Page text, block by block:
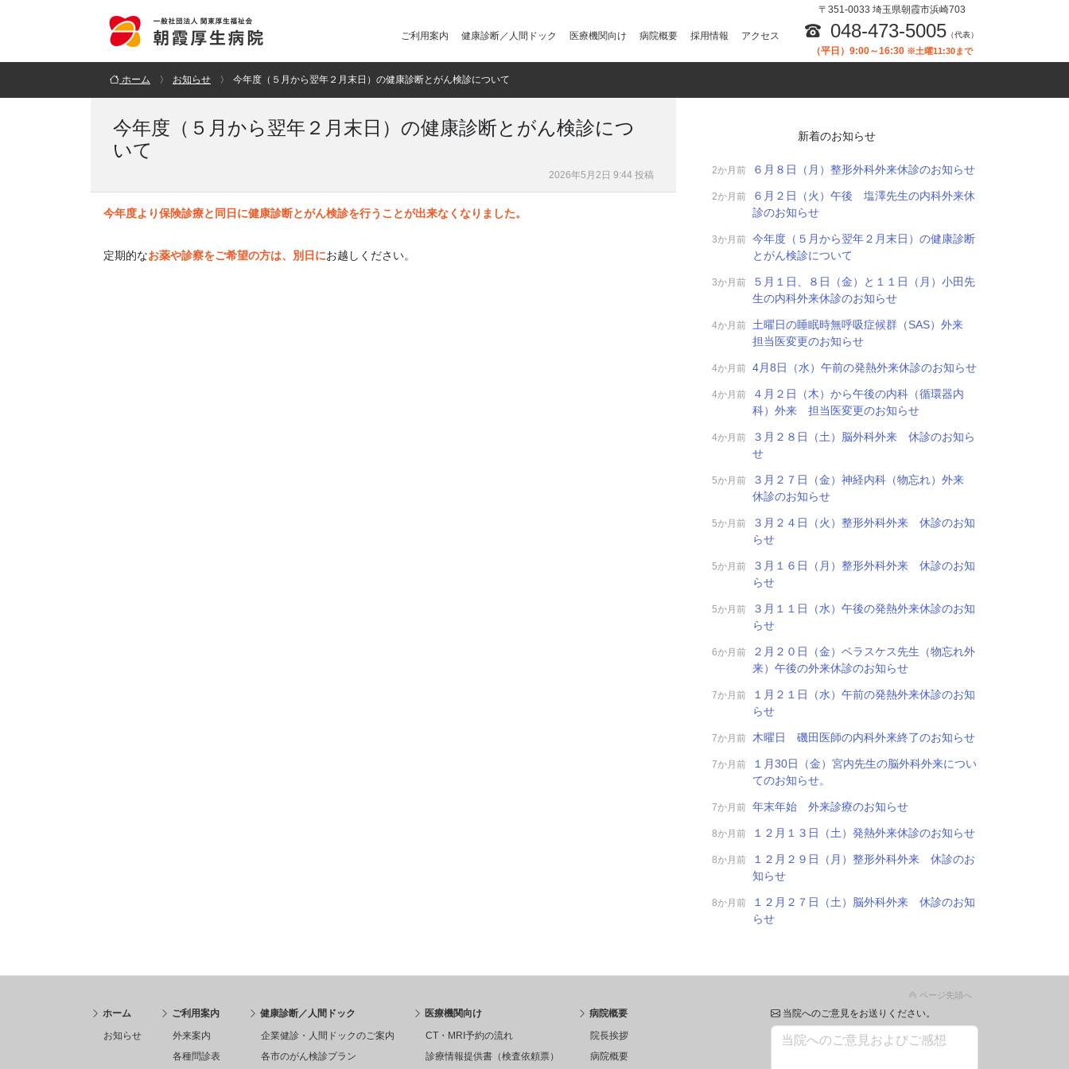
ご利用案内 健康診断／人間ドック 医療機関向け 病院概要 採用情報 アクセス
〒351-0033 埼玉県朝霞市浜崎703
048-473-5005 （代表）
（平日）9:00～16:30 ※土曜11:30まで
ホーム お知らせ 今年度（５月から翌年２月末日）の健康診断とがん検診について
今年度（５月から翌年２月末日）の健康診断とがん検診につ
いて
2026年5月2日 9:44 投稿
今年度より保険診療と同日に健康診断とがん検診を行うことが出来なくなりました。
定期的なお薬や診察をご希望の方は、別日にお越しください。
新着のお知らせ
2か月前 ６月８日（月）整形外科外来休診のお知らせ
2か月前
６月２日（火）午後 塩澤先生の内科外来休
診のお知らせ
3か月前 今年度（５月から翌年２月末日）の健康診断
とがん検診について
3か月前
５月１日、８日（金）と１１日（月）小田先
生の内科外来休診のお知らせ
4か月前
土曜日の睡眠時無呼吸症候群（SAS）外来
担当医変更のお知らせ
4か月前 4月8日（水）午前の発熱外来休診のお知らせ
4か月前
４月２日（木）から午後の内科（循環器内
科）外来 担当医変更のお知らせ
4か月前
３月２８日（土）脳外科外来 休診のお知ら
せ
5か月前
３月２７日（金）神経内科（物忘れ）外来
休診のお知らせ
5か月前
３月２４日（火）整形外科外来 休診のお知
らせ
5か月前
３月１６日（月）整形外科外来 休診のお知
らせ
5か月前
３月１１日（水）午後の発熱外来休診のお知
らせ
6か月前
２月２０日（金）ベラスケス先生（物忘れ外
来）午後の外来休診のお知らせ
7か月前
１月２１日（水）午前の発熱外来休診のお知
らせ
7か月前 木曜日 磯田医師の内科外来終了のお知らせ
7か月前
１月30日（金）宮内先生の脳外科外来につい
てのお知らせ。
7か月前 年末年始 外来診療のお知らせ
8か月前 １２月１３日（土）発熱外来休診のお知らせ
8か月前
１２月２９日（月）整形外科外来 休診のお
知らせ
8か月前
１２月２７日（土）脳外科外来 休診のお知
らせ
ページ先頭へ
ホーム
お知らせ
ご利用案内
外来案内
各種問診表
健康診断／人間ドック
企業健診・人間ドックのご案内
各市のがん検診プラン
医療機関向け
CT・MRI予約の流れ
診療情報提供書（検査依頼票）
病院概要
院長挨拶
病院概要
当院へのご意見をお送りください。